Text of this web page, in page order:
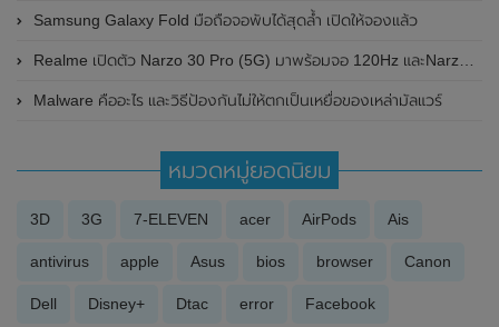
Samsung Galaxy Fold มือถือจอพับได้สุดล้ำ เปิดให้จองแล้ว
Realme เปิดตัว Narzo 30 Pro (5G) มาพร้อมจอ 120Hz และNarzo 30A รุ่นเล็กราคาประหยัด มาพร้อมแบต 6,000mAh
Malware คืออะไร และวิธีป้องกันไม่ให้ตกเป็นเหยื่อของเหล่ามัลแวร์
หมวดหมู่ยอดนิยม
3D 3G 7-ELEVEN acer AirPods Ais
antivirus apple Asus bios browser Canon
Dell Disney+ Dtac error Facebook